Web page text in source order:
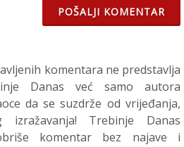
POŠALJI KOMENTAR
komentara ne predstavlja
Danas već samo autora
da se suzdrže od vrijeđanja,
Trebinje Danas
komentar bez najave i